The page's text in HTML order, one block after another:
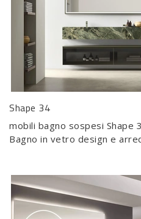
Shape 34
mobili bagno sospesi Shape
Bagno in vetro design e